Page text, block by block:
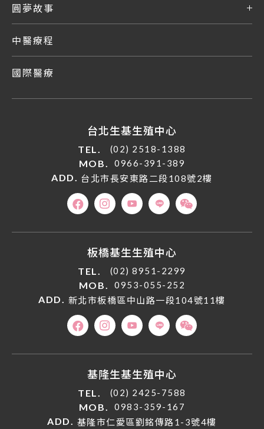
圓夢故事
中醫療程
國際醫療
台北生基生殖中心
TEL. (02) 2518-1388
MOB. 0966-391-389
ADD. 台北市長安東路二段108號2樓
板橋基生生殖中心
TEL. (02) 8951-2299
MOB. 0953-055-252
ADD. 新北市板橋區中山路一段104號11樓
基隆生基生殖中心
TEL. (02) 2425-7588
MOB. 0983-359-167
ADD. 基隆市仁愛區劉銘傳路1-3號4樓